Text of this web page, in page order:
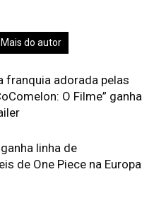
Mais do autor
franquia adorada pelas
O Filme” ganha
linha de
de One Piece na Europa